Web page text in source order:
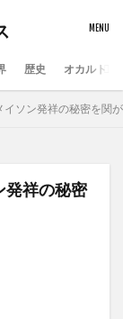
歴史 オカルト
ソン発祥の秘密を関
発祥の秘密